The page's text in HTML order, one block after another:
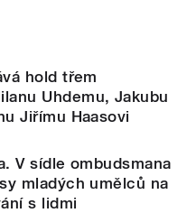
hold třem
Uhdemu, Jakubu
Jiřímu Haasovi
V sídle ombudsmana
mladých umělců na
s lidmi